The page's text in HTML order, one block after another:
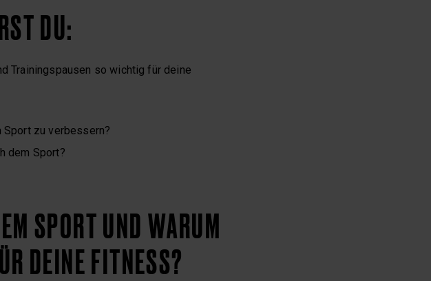
DU:
Trainingspausen so wichtig für deine
Sport zu verbessern?
dem Sport?
SPORT UND WARUM
DEINE FITNESS?